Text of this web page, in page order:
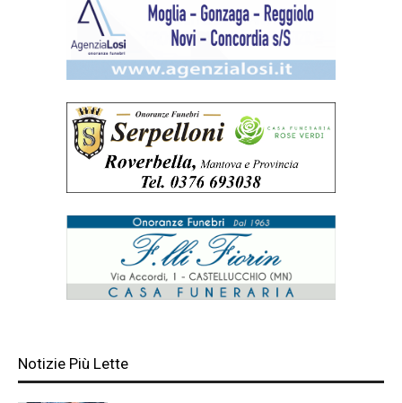
Notizie Più Lette